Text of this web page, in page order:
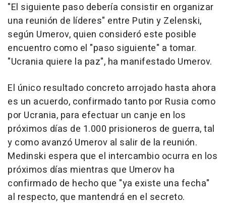
"El siguiente paso debería consistir en organizar
una reunión de líderes" entre Putin y Zelenski,
según Umerov, quien consideró este posible
encuentro como el "paso siguiente" a tomar.
"Ucrania quiere la paz", ha manifestado Umerov.
El único resultado concreto arrojado hasta ahora
es un acuerdo, confirmado tanto por Rusia como
por Ucrania, para efectuar un canje en los
próximos días de 1.000 prisioneros de guerra, tal
y como avanzó Umerov al salir de la reunión.
Medinski espera que el intercambio ocurra en los
próximos días mientras que Umerov ha
confirmado de hecho que "ya existe una fecha"
al respecto, que mantendrá en el secreto.